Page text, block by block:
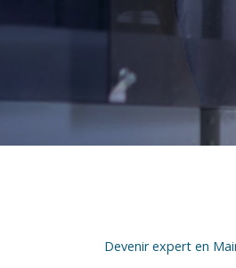
Devenir expert en